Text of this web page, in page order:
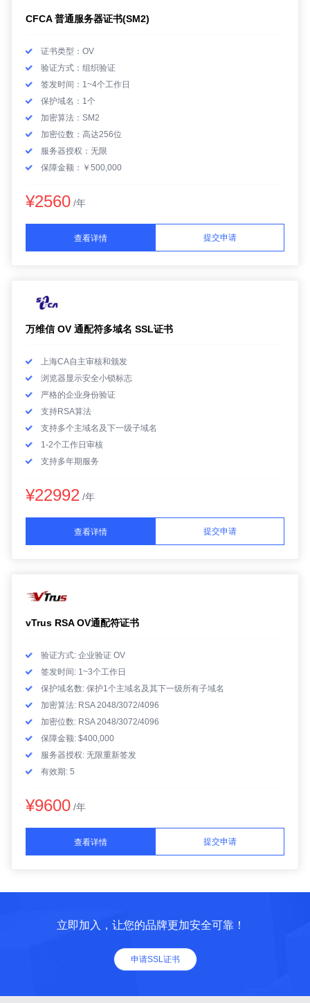
CFCA 普通服务器证书(SM2)
证书类型：OV
验证方式：组织验证
签发时间：1~4个工作日
保护域名：1个
加密算法：SM2
加密位数：高达256位
服务器授权：无限
保障金额：￥500,000
¥2560 /年
查看详情 提交申请
万维信 OV 通配符多域名 SSL证书
上海CA自主审核和颁发
浏览器显示安全小锁标志
严格的企业身份验证
支持RSA算法
支持多个主域名及下一级子域名
1-2个工作日审核
支持多年期服务
¥22992 /年
查看详情 提交申请
vTrus RSA OV通配符证书
验证方式: 企业验证 OV
签发时间: 1~3个工作日
保护域名数: 保护1个主域名及其下一级所有子域名
加密算法: RSA 2048/3072/4096
加密位数: RSA 2048/3072/4096
保障金额: $400,000
服务器授权: 无限重新签发
有效期: 5
¥9600 /年
查看详情 提交申请
立即加入，让您的品牌更加安全可靠！
申请SSL证书